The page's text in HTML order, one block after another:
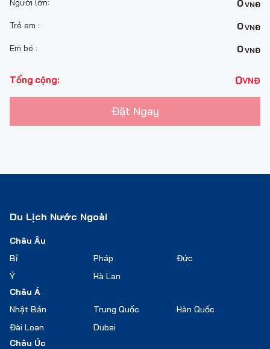
0VNĐ
Trẻ em : 0VNĐ
Em bé : 0VNĐ
Tổng cộng: 0VNĐ
Đặt Ngay
Du Lịch Nước Ngoài
Châu Âu
Bỉ
Pháp
Đức
Ý
Hà Lan
Châu Á
Nhật Bản
Trung Quốc
Hàn Quốc
Đài Loan
Dubai
Châu Úc